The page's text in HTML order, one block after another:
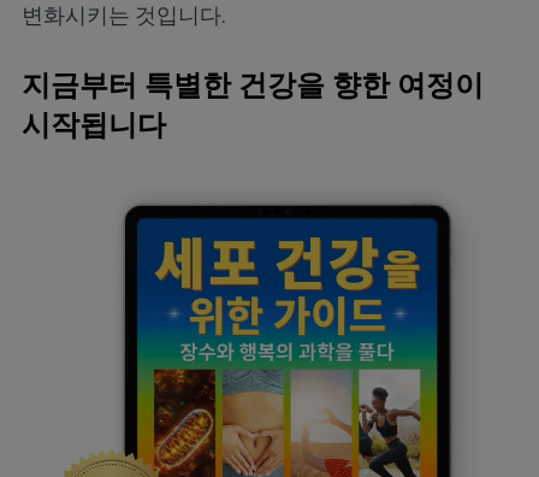
변화시키는 것입니다.
지금부터 특별한 건강을 향한 여정이
시작됩니다